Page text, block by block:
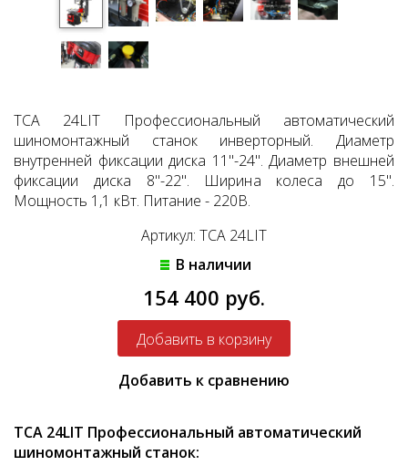
TCA 24LIT Профессиональный автоматический
шиномонтажный станок инверторный. Диаметр
внутренней фиксации диска 11"-24". Диаметр внешней
фиксации диска 8"-22". Ширина колеса до 15".
Мощность 1,1 кВт. Питание - 220В.
Артикул: TCA 24LIT
В наличии
154 400 руб.
Добавить к сравнению
TCA 24LIT Профессиональный автоматический
шиномонтажный станок: